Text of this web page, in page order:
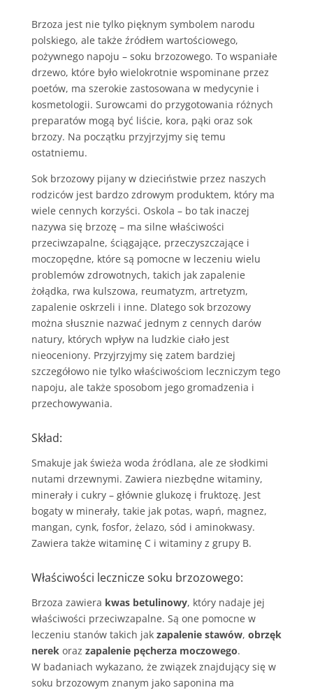
Brzoza jest nie tylko pięknym symbolem narodu
polskiego, ale także źródłem wartościowego,
pożywnego napoju – soku brzozowego. To wspaniałe
drzewo, które było wielokrotnie wspominane przez
poetów, ma szerokie zastosowana w medycynie i
kosmetologii. Surowcami do przygotowania różnych
preparatów mogą być liście, kora, pąki oraz sok
brzozy. Na początku przyjrzyjmy się temu
ostatniemu.
Sok brzozowy pijany w dzieciństwie przez naszych
rodziców jest bardzo zdrowym produktem, który ma
wiele cennych korzyści. Oskola – bo tak inaczej
nazywa się brzozę – ma silne właściwości
przeciwzapalne, ściągające, przeczyszczające i
moczopędne, które są pomocne w leczeniu wielu
problemów zdrowotnych, takich jak zapalenie
żołądka, rwa kulszowa, reumatyzm, artretyzm,
zapalenie oskrzeli i inne. Dlatego sok brzozowy
można słusznie nazwać jednym z cennych darów
natury, których wpływ na ludzkie ciało jest
nieoceniony. Przyjrzyjmy się zatem bardziej
szczegółowo nie tylko właściwościom leczniczym tego
napoju, ale także sposobom jego gromadzenia i
przechowywania.
Skład:
Smakuje jak świeża woda źródlana, ale ze słodkimi
nutami drzewnymi. Zawiera niezbędne witaminy,
minerały i cukry – głównie glukozę i fruktozę. Jest
bogaty w minerały, takie jak potas, wapń, magnez,
mangan, cynk, fosfor, żelazo, sód i aminokwasy.
Zawiera także witaminę C i witaminy z grupy B.
Właściwości lecznicze soku brzozowego:
Brzoza zawiera kwas betulinowy, który nadaje jej
właściwości przeciwzapalne. Są one pomocne w
leczeniu stanów takich jak zapalenie stawów, obrzęk
nerekoraz zapalenie pęcherza moczowego.
W badaniach wykazano, że związek znajdujący się w
soku brzozowym znanym jako saponina ma